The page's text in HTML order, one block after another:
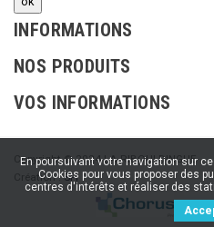
INFORMATIONS
NOS PRODUITS
VOS INFORMATIONS
Copyright © 2024 LA RIBOULDINGUE
Création :SFI
En poursuivant votre navigation sur
Cookies pour vous proposer des
centres d'intérêts et réaliser des